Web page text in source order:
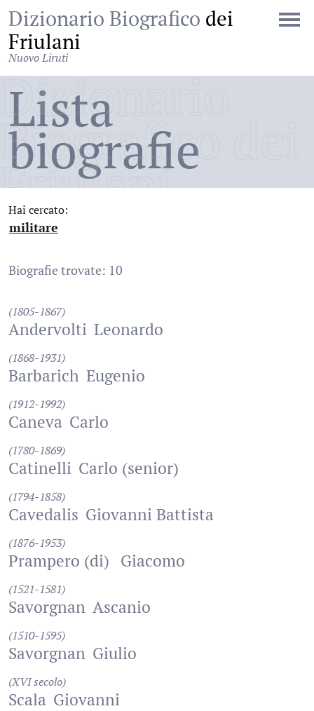
Dizionario Biografico dei
Friulani
Nuovo Liruti
Dizionario
Biografico dei
Friulani
Lista
biografie
Hai cercato:
militare
Biografie trovate: 10
(1805-1867)
Andervolti Leonardo
(1868-1931)
Barbarich Eugenio
(1912-1992)
Caneva Carlo
(1780-1869)
Catinelli Carlo (senior)
(1794-1858)
Cavedalis Giovanni Battista
(1876-1953)
Prampero (di) Giacomo
(1521-1581)
Savorgnan Ascanio
(1510-1595)
Savorgnan Giulio
(XVI secolo)
Scala Giovanni